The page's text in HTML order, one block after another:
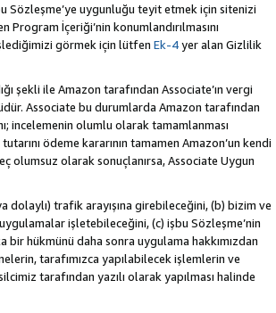
uygunluğu teyit etmek için sitenizi
İçeriği’nin konumlandırılmasını
görmek için lütfen Ek-4yer alan Gizlilik
şekli ile Amazon tarafından Associate’ın vergi
Associate bu durumlarda Amazon tarafından
incelemenin olumlu olarak tamamlanması
ödeme kararının tamamen Amazon’un kendi
olumsuz olarak sonuçlanırsa, Associate Uygun
trafik arayışına girebileceğini, (b) bizim ve
işletebileceğini, (c) işbu Sözleşme’nin
bir hükmünü daha sonra uygulama hakkımızdan
tarafımızca yapılabilecek işlemlerin ve
tarafından yazılı olarak yapılması halinde